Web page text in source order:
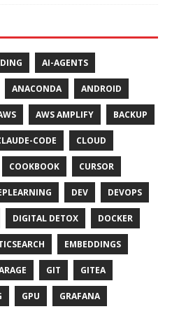
AI-AGENTS
ANACONDA ANDROID
AWS AMPLIFY BACKUP
CODE CLOUD
COOKBOOK CURSOR
DEV DEVOPS
DIGITAL DETOX DOCKER
EMBEDDINGS
GIT GITEA
GPU GRAFANA